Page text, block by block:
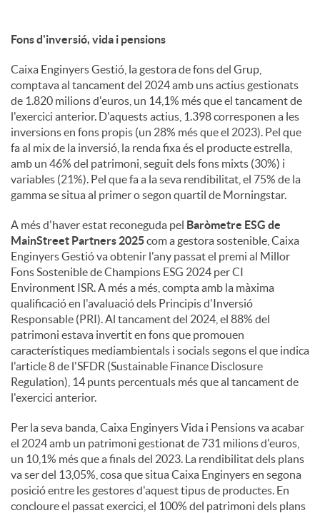
Fons d'inversió, vida i pensions
Caixa Enginyers Gestió, la gestora de fons del Grup,
comptava al tancament del 2024 amb uns actius gestionats
de 1.820 milions d'euros, un 14,1% més que el tancament de
l'exercici anterior. D'aquests actius, 1.398 corresponen a les
inversions en fons propis (un 28% més que el 2023). Pel que
fa al mix de la inversió, la renda fixa és el producte estrella,
amb un 46% del patrimoni, seguit dels fons mixts (30%) i
variables (21%). Pel que fa a la seva rendibilitat, el 75% de la
gamma se situa al primer o segon quartil de Morningstar.
A més d'haver estat reconeguda pel Baròmetre ESG de
MainStreet Partners 2025com a gestora sostenible, Caixa
Enginyers Gestió va obtenir l'any passat el premi al Millor
Fons Sostenible de Champions ESG 2024 per CI
Environment ISR. A més a més, compta amb la màxima
qualificació en l'avaluació dels Principis d'Inversió
Responsable (PRI). Al tancament del 2024, el 88% del
patrimoni estava invertit en fons que promouen
característiques mediambientals i socials segons el que indica
l'article 8 de l'SFDR (Sustainable Finance Disclosure
Regulation), 14 punts percentuals més que al tancament de
l'exercici anterior.
Per la seva banda, Caixa Enginyers Vida i Pensions va acabar
el 2024 amb un patrimoni gestionat de 731 milions d'euros,
un 10,1% més que a finals del 2023. La rendibilitat dels plans
va ser del 13,05%, cosa que situa Caixa Enginyers en segona
posició entre les gestores d'aquest tipus de productes. En
concloure el passat exercici, el 100% del patrimoni dels plans